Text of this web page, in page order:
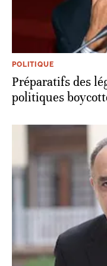
POLITIQUE
Préparatifs des
politiques